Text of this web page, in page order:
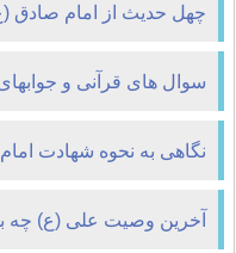
چهل حدیث از امام صادق
سوال های قرآنی و
نگاهی به نحوه شهادت
آخرین وصیت علی (ع) چه